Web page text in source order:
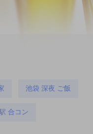
池袋 深夜 ご飯
合コン